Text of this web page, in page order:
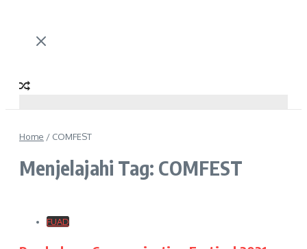
Home / COMFEST
Menjelajahi Tag: COMFEST
FUAD